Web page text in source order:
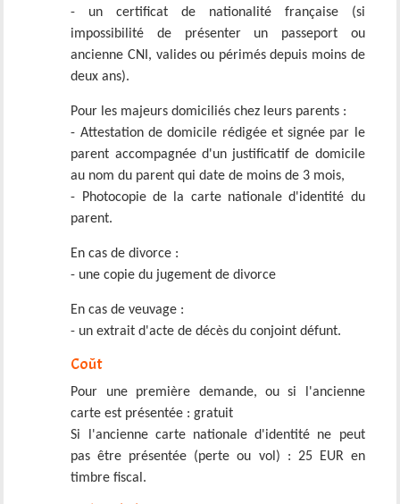
- un certificat de nationalité française (si
impossibilité de présenter un passeport ou
ancienne CNI, valides ou périmés depuis moins de
deux ans).
Pour les majeurs domiciliés chez leurs parents :
- Attestation de domicile rédigée et signée par le
parent accompagnée d'un justificatif de domicile
au nom du parent qui date de moins de 3 mois,
- Photocopie de la carte nationale d'identité du
parent.
En cas de divorce :
- une copie du jugement de divorce
En cas de veuvage :
- un extrait d'acte de décès du conjoint défunt.
Coût
Pour une première demande, ou si l'ancienne
carte est présentée : gratuit
Si l'ancienne carte nationale d'identité ne peut
pas être présentée (perte ou vol) : 25 EUR en
timbre fiscal.